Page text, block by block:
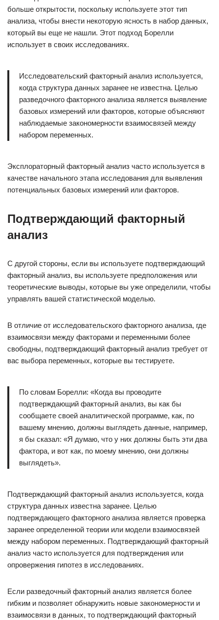
больше открытости, поскольку используете этот тип
анализа, чтобы внести некоторую ясность в набор данных,
который вы еще не нашли. Этот подход Борелли
использует в своих исследованиях.
Исследовательский факторный анализ используется,
когда структура данных заранее не известна. Целью
разведочного факторного анализа является выявление
базовых измерений или факторов, которые объясняют
наблюдаемые закономерности взаимосвязей между
набором переменных.
Эксплораторный факторный анализ часто используется в
качестве начального этапа исследования для выявления
потенциальных базовых измерений или факторов.
Подтверждающий факторный
анализ
С другой стороны, если вы используете подтверждающий
факторный анализ, вы используете предположения или
теоретические выводы, которые вы уже определили, чтобы
управлять вашей статистической моделью.
В отличие от исследовательского факторного анализа, где
взаимосвязи между факторами и переменными более
свободны, подтверждающий факторный анализ требует от
вас выбора переменных, которые вы тестируете.
По словам Борелли: «Когда вы проводите
подтверждающий факторный анализ, вы как бы
сообщаете своей аналитической программе, как, по
вашему мнению, должны выглядеть данные, например,
я бы сказал: «Я думаю, что у них должны быть эти два
фактора, и вот как, по моему мнению, они должны
выглядеть».
Подтверждающий факторный анализ используется, когда
структура данных известна заранее. Целью
подтверждающего факторного анализа является проверка
заранее определенной теории или модели взаимосвязей
между набором переменных. Подтверждающий факторный
анализ часто используется для подтверждения или
опровержения гипотез в исследованиях.
Если разведочный факторный анализ является более
гибким и позволяет обнаружить новые закономерности и
взаимосвязи в данных, то подтверждающий факторный